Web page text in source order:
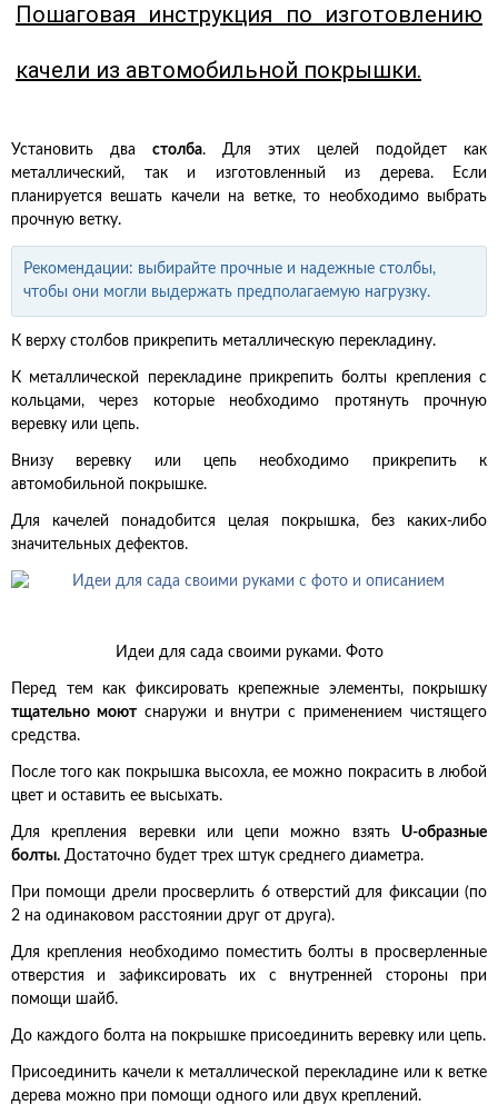
Пошаговая инструкция по изготовлению
качели из автомобильной покрышки.
Установить два столба. Для этих целей подойдет как
металлический, так и изготовленный из дерева. Если
планируется вешать качели на ветке, то необходимо выбрать
прочную ветку.
Рекомендации: выбирайте прочные и надежные столбы,
чтобы они могли выдержать предполагаемую нагрузку.
К верху столбов прикрепить металлическую перекладину.
К металлической перекладине прикрепить болты крепления с
кольцами, через которые необходимо протянуть прочную
веревку или цепь.
Внизу веревку или цепь необходимо прикрепить к
автомобильной покрышке.
Для качелей понадобится целая покрышка, без каких-либо
значительных дефектов.
Идеи для сада своими руками. Фото
Перед тем как фиксировать крепежные элементы, покрышку
тщательно моютснаружи и внутри с применением чистящего
средства.
После того как покрышка высохла, ее можно покрасить в любой
цвет и оставить ее высыхать.
Для крепления веревки или цепи можно взять U-образные
болты. Достаточно будет трех штук среднего диаметра.
При помощи дрели просверлить 6 отверстий для фиксации (по
2 на одинаковом расстоянии друг от друга).
Для крепления необходимо поместить болты в просверленные
отверстия и зафиксировать их с внутренней стороны при
помощи шайб.
До каждого болта на покрышке присоединить веревку или цепь.
Присоединить качели к металлической перекладине или к ветке
дерева можно при помощи одного или двух креплений.